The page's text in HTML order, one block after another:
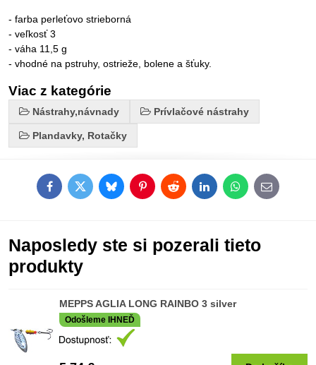
- farba perleťovo strieborná
- veľkosť 3
- váha 11,5 g
- vhodné na pstruhy, ostrieže, bolene a šťuky.
Viac z kategórie
Nástrahy,návnady Prívlačové nástrahy
Plandavky, Rotačky
FacebookTwitterBlueskyPinterestRedditLinkedInWhatsApp
E-
mail
Naposledy ste si pozerali tieto
produkty
MEPPS AGLIA LONG RAINBO 3 silver
Odošleme IHNEĎ